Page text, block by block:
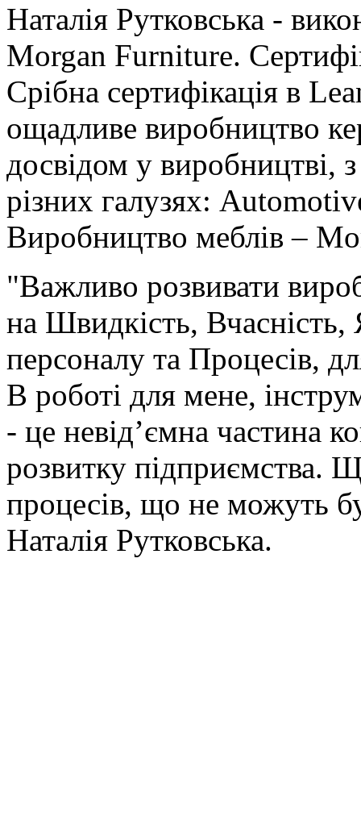
Наталія Рутковська -
Morgan Furniture.
Срібна сертифікація в
ощадливе виробництво
досвідом у виробництві,
різних галузях:
Виробництво меблів –
"Важливо розвивати
на Швидкість, Вчасність,
персоналу та Процесів,
В роботі для мене,
- це невід’ємна частина
розвитку підприємства.
процесів, що не можуть
Наталія Рутковська.